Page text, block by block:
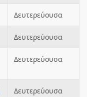
Δευτερεύουσα
Δευτερεύουσα
Δευτερεύουσα
Δευτερεύουσα